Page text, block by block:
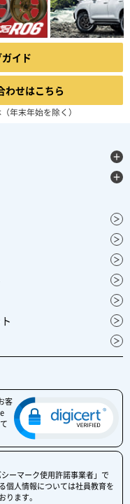
イド
わせはこちら
年末年始を除く）
客
ーマーク使用許諾事業者」で
個人情報については社員教育を
ります。